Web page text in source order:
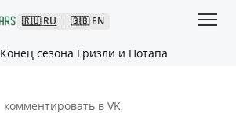
🇷🇺 RU | 🇬🇧 EN
Конец сезона Гризли и Потапа
комментировать в VK